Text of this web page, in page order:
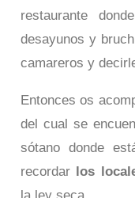
restaurante
desayunos y
camareros y
Entonces os
del cual se
sótano donde
recordar los
la ley seca.